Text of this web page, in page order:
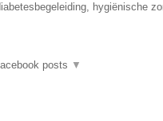
hygiënische
posts ▼